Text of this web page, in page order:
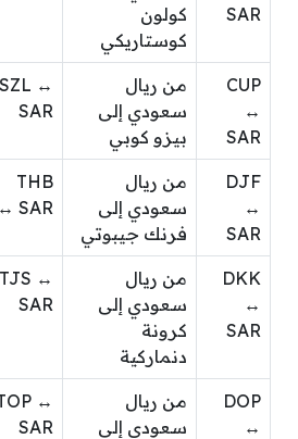
SAR
كولون
كوستاريكي
CUP
↔
SAR
من ريال
سعودي إلى
بيزو كوبي
SZL ↔
SAR
DJF
↔
SAR
من ريال
سعودي إلى
فرنك جيبوتي
THB
↔ SAR
DKK
↔
SAR
من ريال
سعودي إلى
كرونة
دنماركية
TJS ↔
SAR
DOP
↔
من ريال
سعودي إلى
↔
SAR